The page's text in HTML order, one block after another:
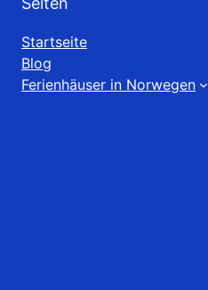
Startseite
Blog
Ferienhäuser in Norwegen